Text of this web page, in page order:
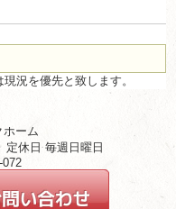
況を優先と致します。
ホーム
休日 毎週日曜日
072